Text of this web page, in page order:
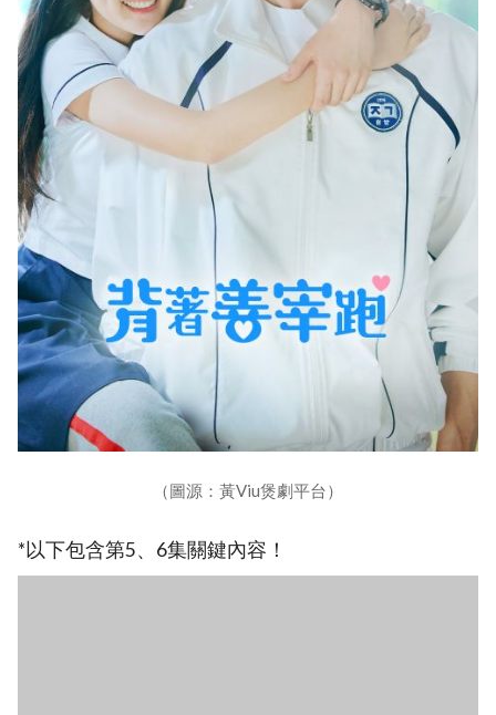
（圖源：黃Viu煲劇平台）
*以下包含第5、6集關鍵內容！